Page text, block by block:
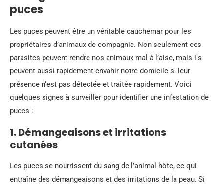
puces
Les puces peuvent être un véritable cauchemar pour les
propriétaires d’animaux de compagnie. Non seulement ces
parasites peuvent rendre nos animaux mal à l’aise, mais ils
peuvent aussi rapidement envahir notre domicile si leur
présence n’est pas détectée et traitée rapidement. Voici
quelques signes à surveiller pour identifier une infestation de
puces :
1. Démangeaisons et irritations
cutanées
Les puces se nourrissent du sang de l’animal hôte, ce qui
entraîne des démangeaisons et des irritations de la peau. Si